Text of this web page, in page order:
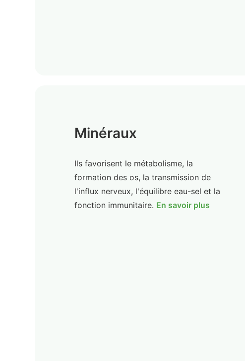
Minéraux
Ils favorisent le métabolisme, la
formation des os, la transmission de
l'influx nerveux, l'équilibre eau-sel et la
fonction immunitaire. En savoir plus